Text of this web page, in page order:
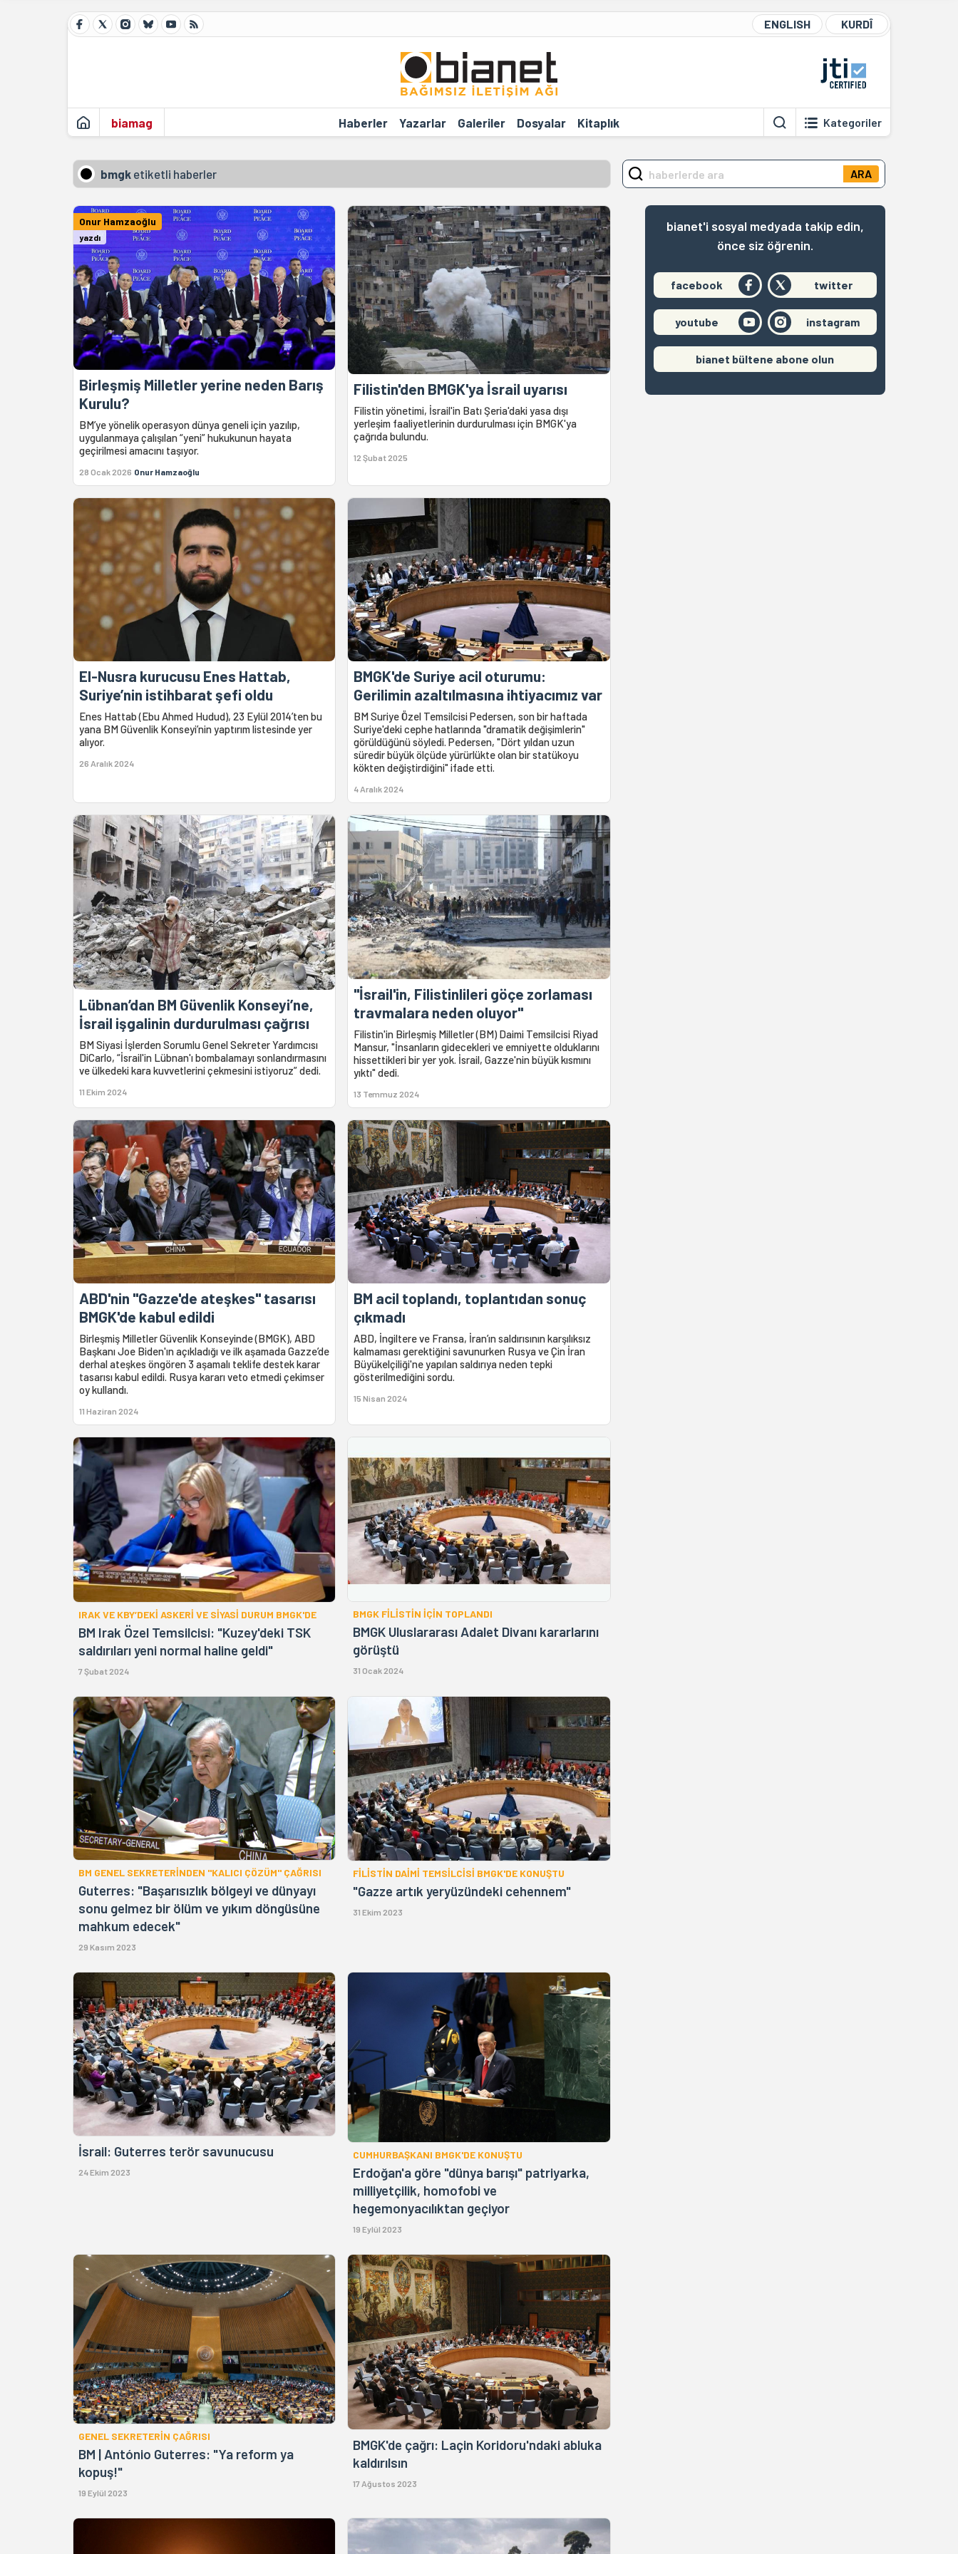
ENGLISH KURDÎ
biamag Haberler Yazarlar Galeriler Dosyalar Kitaplık Kategoriler
bmgk etiketli haberler
Onur Hamzaoğlu
yazdı
Birleşmiş Milletler yerine neden Barış
Kurulu?
BM’ye yönelik operasyon dünya geneli için yazılıp,
uygulanmaya çalışılan “yeni” hukukunun hayata
geçirilmesi amacını taşıyor.
28 Ocak 2026 Onur Hamzaoğlu
Filistin'den BMGK'ya İsrail uyarısı
Filistin yönetimi, İsrail'in Batı Şeria'daki yasa dışı
yerleşim faaliyetlerinin durdurulması için BMGK'ya
çağrıda bulundu.
12 Şubat 2025
El-Nusra kurucusu Enes Hattab,
Suriye’nin istihbarat şefi oldu
Enes Hattab (Ebu Ahmed Hudud), 23 Eylül 2014’ten bu
yana BM Güvenlik Konseyi’nin yaptırım listesinde yer
alıyor.
26 Aralık 2024
BMGK'de Suriye acil oturumu:
Gerilimin azaltılmasına ihtiyacımız var
BM Suriye Özel Temsilcisi Pedersen, son bir haftada
Suriye'deki cephe hatlarında "dramatik değişimlerin"
görüldüğünü söyledi. Pedersen, "Dört yıldan uzun
süredir büyük ölçüde yürürlükte olan bir statükoyu
kökten değiştirdiğini" ifade etti.
4 Aralık 2024
Lübnan’dan BM Güvenlik Konseyi’ne,
İsrail işgalinin durdurulması çağrısı
BM Siyasi İşlerden Sorumlu Genel Sekreter Yardımcısı
DiCarlo, “İsrail'in Lübnan'ı bombalamayı sonlandırmasını
ve ülkedeki kara kuvvetlerini çekmesini istiyoruz” dedi.
11 Ekim 2024
"İsrail'in, Filistinlileri göçe zorlaması
travmalara neden oluyor"
Filistin'in Birleşmiş Milletler (BM) Daimi Temsilcisi Riyad
Mansur, "İnsanların gidecekleri ve emniyette olduklarını
hissettikleri bir yer yok. İsrail, Gazze'nin büyük kısmını
yıktı" dedi.
13 Temmuz 2024
ABD'nin "Gazze'de ateşkes" tasarısı
BMGK'de kabul edildi
Birleşmiş Milletler Güvenlik Konseyinde (BMGK), ABD
Başkanı Joe Biden'ın açıkladığı ve ilk aşamada Gazze’de
derhal ateşkes öngören 3 aşamalı teklife destek karar
tasarısı kabul edildi. Rusya kararı veto etmedi çekimser
oy kullandı.
11 Haziran 2024
BM acil toplandı, toplantıdan sonuç
çıkmadı
ABD, İngiltere ve Fransa, İran’ın saldırısının karşılıksız
kalmaması gerektiğini savunurken Rusya ve Çin İran
Büyükelçiliği'ne yapılan saldırıya neden tepki
gösterilmediğini sordu.
15 Nisan 2024
IRAK VE KBY’DEKİ ASKERİ VE SİYASİ DURUM BMGK'DE
BM Irak Özel Temsilcisi: "Kuzey'deki TSK
saldırıları yeni normal haline geldi"
7 Şubat 2024
BMGK FİLİSTİN İÇİN TOPLANDI
BMGK Uluslararası Adalet Divanı kararlarını
görüştü
31 Ocak 2024
BM GENEL SEKRETERİNDEN "KALICI ÇÖZÜM" ÇAĞRISI
Guterres: "Başarısızlık bölgeyi ve dünyayı
sonu gelmez bir ölüm ve yıkım döngüsüne
mahkum edecek"
29 Kasım 2023
FİLİSTİN DAİMİ TEMSİLCİSİ BMGK'DE KONUŞTU
"Gazze artık yeryüzündeki cehennem"
31 Ekim 2023
İsrail: Guterres terör savunucusu
24 Ekim 2023
CUMHURBAŞKANI BMGK'DE KONUŞTU
Erdoğan'a göre "dünya barışı" patriyarka,
milliyetçilik, homofobi ve
hegemonyacılıktan geçiyor
19 Eylül 2023
GENEL SEKRETERİN ÇAĞRISI
BM | António Guterres: "Ya reform ya
kopuş!"
19 Eylül 2023
BMGK'de çağrı: Laçin Koridoru'ndaki abluka
kaldırılsın
17 Ağustos 2023
ARA
bianet'i sosyal medyada takip edin,
önce siz öğrenin.
facebook twitter
youtube instagram
bianet bültene abone olun